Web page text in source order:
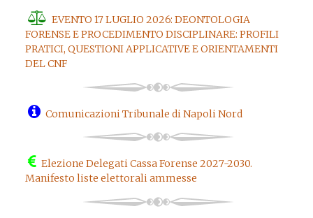
EVENTO 17 LUGLIO 2026: DEONTOLOGIA
FORENSE E PROCEDIMENTO DISCIPLINARE: PROFILI
PRATICI, QUESTIONI APPLICATIVE E ORIENTAMENTI
DEL CNF
Comunicazioni Tribunale di Napoli Nord
Elezione Delegati Cassa Forense 2027-2030.
Manifesto liste elettorali ammesse